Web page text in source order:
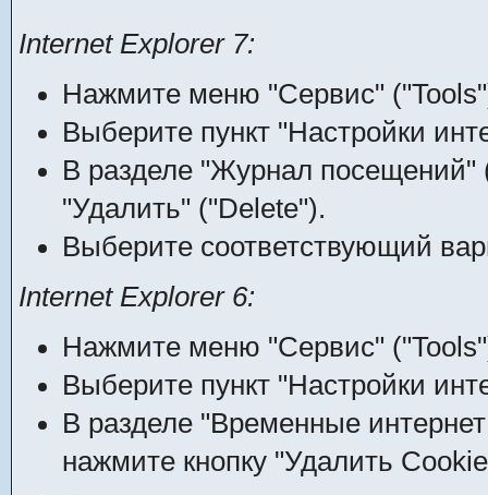
Internet Explorer 7:
Нажмите меню "Сервис"
Выберите пункт "Настройки
В разделе "Журнал посещений"
"Удалить" ("Delete").
Выберите соответствующий
Internet Explorer 6:
Нажмите меню "Сервис"
Выберите пункт "Настройки
В разделе "Временные
нажмите кнопку "Удалить